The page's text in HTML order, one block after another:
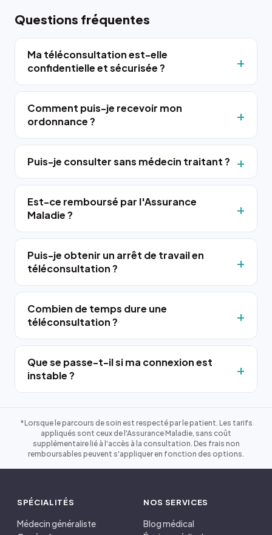
Questions fréquentes
Ma téléconsultation est-elle
confidentielle et sécurisée ?
Comment puis-je recevoir mon
ordonnance ?
Puis-je consulter sans médecin traitant ?
Est-ce remboursé par l'Assurance
Maladie ?
Puis-je obtenir un arrêt de travail en
téléconsultation ?
Combien de temps dure une
téléconsultation ?
Que se passe-t-il si ma connexion est
instable ?
*Lorsque le parcours de soin est respecté par le patient. Les tarifs
appliqués sont ceux de l'Assurance Maladie, sans coût
supplémentaire lié à l'accès à la consultation. Des frais non
remboursables peuvent s'appliquer en fonction des options.
SPÉCIALITÉS
Médecin généraliste
NOS SERVICES
Blog médical